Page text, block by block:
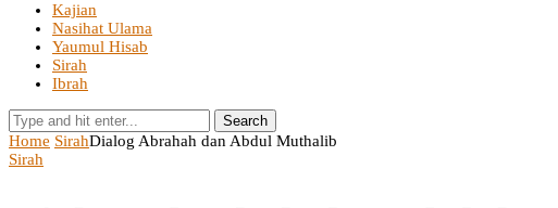
Kajian
Nasihat Ulama
Yaumul Hisab
Sirah
Ibrah
Search
Home SirahDialog Abrahah dan Abdul Muthalib
Sirah